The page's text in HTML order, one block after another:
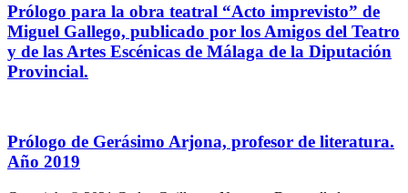
Prólogo para la obra teatral “Acto imprevisto” de
Miguel Gallego, publicado por los Amigos del Teatro
y de las Artes Escénicas de Málaga de la Diputación
Provincial.
Prólogo de Gerásimo Arjona, profesor de literatura.
Año 2019